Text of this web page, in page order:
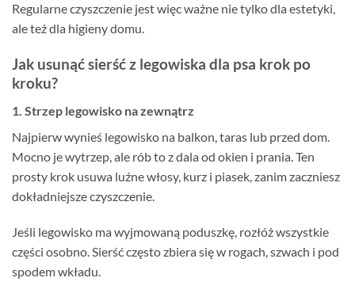
Regularne czyszczenie jest więc ważne nie tylko dla estetyki,
ale też dla higieny domu.
Jak usunąć sierść z legowiska dla psa krok po
kroku?
1. Strzep legowisko na zewnątrz
Najpierw wynieś legowisko na balkon, taras lub przed dom.
Mocno je wytrzep, ale rób to z dala od okien i prania. Ten
prosty krok usuwa luźne włosy, kurz i piasek, zanim zaczniesz
dokładniejsze czyszczenie.
Jeśli legowisko ma wyjmowaną poduszkę, rozłóż wszystkie
części osobno. Sierść często zbiera się w rogach, szwach i pod
spodem wkładu.